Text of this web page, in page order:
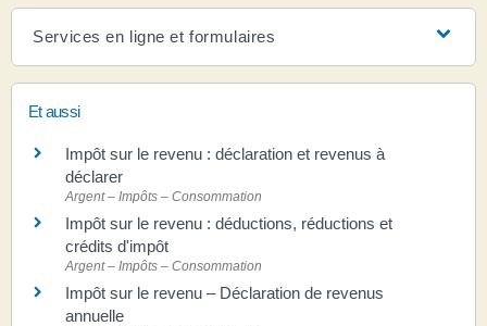
Services en ligne et formulaires
Et aussi
Impôt sur le revenu : déclaration et revenus à
déclarer
Argent – Impôts – Consommation
Impôt sur le revenu : déductions, réductions et
crédits d'impôt
Argent – Impôts – Consommation
Impôt sur le revenu – Déclaration de revenus
annuelle